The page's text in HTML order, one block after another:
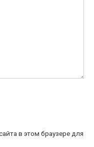
в этом браузере для